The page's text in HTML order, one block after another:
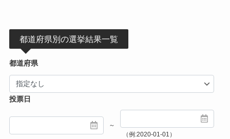
都道府県別の選挙結果一覧
都道府県
投票日
～
（例:2020-01-01）